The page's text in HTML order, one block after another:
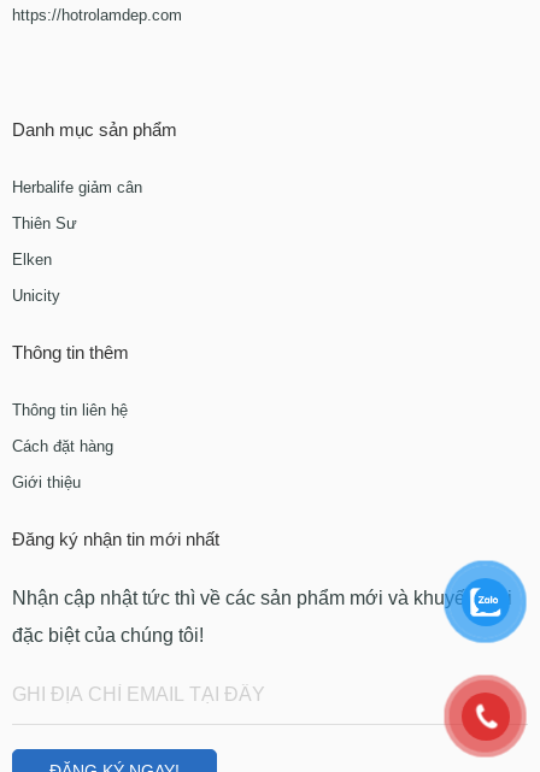
https://hotrolamdep.com
Danh mục sản phẩm
Herbalife giảm cân
Thiên Sư
Elken
Unicity
Thông tin thêm
Thông tin liên hệ
Cách đặt hàng
Giới thiệu
Đăng ký nhận tin mới nhất
Nhận cập nhật tức thì về các sản phẩm mới và khuyến mãi
đặc biệt của chúng tôi!